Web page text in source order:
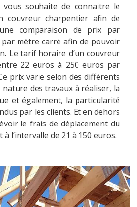
vous souhaite de connaitre le
couvreur charpentier afin de
comparaison de prix par
mètre carré afin de pouvoir
Le tarif horaire d’un couvreur
22 euros à 250 euros par
prix varie selon des différents
des travaux à réaliser, la
et également, la particularité
par les clients. Et en dehors
le frais de déplacement du
l’intervalle de 21 à 150 euros.